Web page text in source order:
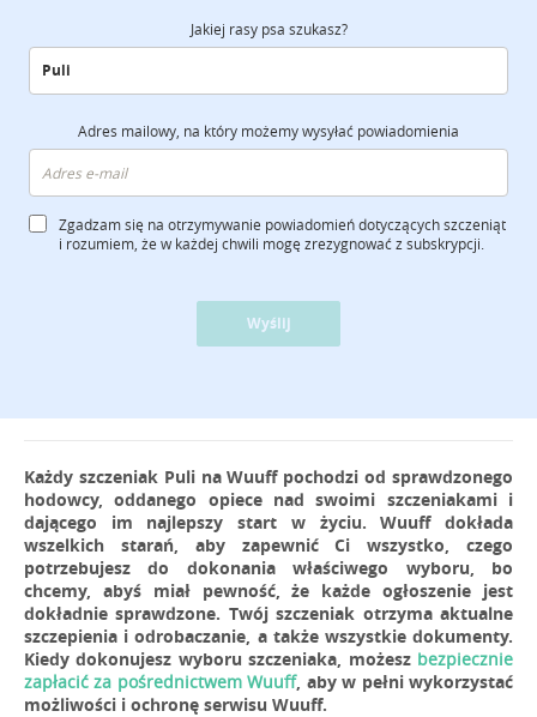
Jakiej rasy psa szukasz?
Adres mailowy, na który możemy wysyłać powiadomienia
Zgadzam się na otrzymywanie powiadomień dotyczących szczeniąt
i rozumiem, że w każdej chwili mogę zrezygnować z subskrypcji.
Wyślij
Każdy szczeniak Puli na Wuuff pochodzi od sprawdzonego
hodowcy, oddanego opiece nad swoimi szczeniakami i
dającego im najlepszy start w życiu. Wuuff dokłada
wszelkich starań, aby zapewnić Ci wszystko, czego
potrzebujesz do dokonania właściwego wyboru, bo
chcemy, abyś miał pewność, że każde ogłoszenie jest
dokładnie sprawdzone. Twój szczeniak otrzyma aktualne
szczepienia i odrobaczanie, a także wszystkie dokumenty.
Kiedy dokonujesz wyboru szczeniaka, możesz bezpiecznie
zapłacić za pośrednictwem Wuuff, aby w pełni wykorzystać
możliwości i ochronę serwisu Wuuff.